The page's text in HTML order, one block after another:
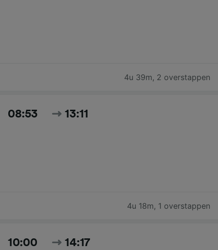
4u 39m, 2 overstappen
08:53 13:11
4u 18m, 1 overstappen
10:00 14:17